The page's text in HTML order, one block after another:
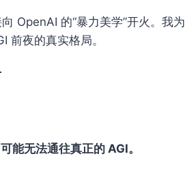
OpenAI 的“暴力美学”开火。我为
前夜的真实格局。
能无法通往真正的 AGI。